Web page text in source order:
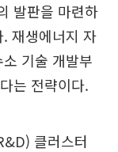
발판을 마련하
재생에너지 자
기술 개발부
는 전략이다.
클러스터